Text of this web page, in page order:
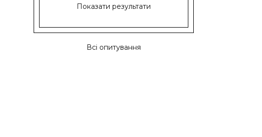
Показати результати
Всі опитування